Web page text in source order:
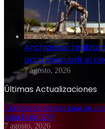
Anchipurac
para descubrir el
7 agosto, 2026
Últimas Actualizaciones
Córdoba se prepara para un
papa León XIV
7 agosto, 2026